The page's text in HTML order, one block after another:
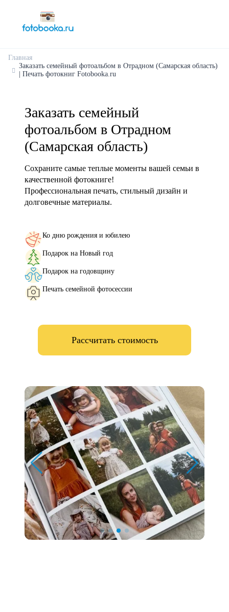
Главная
Заказать семейный фотоальбом в Отрадном (Самарская область)
| Печать фотокниг Fotobooka.ru
Заказать семейный
фотоальбом в Отрадном
(Самарская область)
Сохраните самые теплые моменты вашей семьи в
качественной фотокниге!
Профессиональная печать, стильный дизайн и
долговечные материалы.
Ко дню рождения и юбилею
Подарок на Новый год
Подарок на годовщину
Печать семейной фотосессии
Рассчитать стоимость